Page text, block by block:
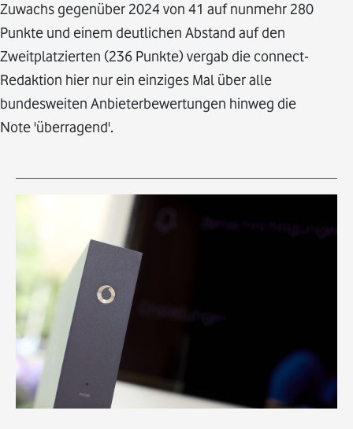
Zuwachs gegenüber 2024 von 41 auf nunmehr 280
Punkte und einem deutlichen Abstand auf den
Zweitplatzierten (236 Punkte) vergab die connect-
Redaktion hier nur ein einziges Mal über alle
bundesweiten Anbieterbewertungen hinweg die
Note 'überragend'.